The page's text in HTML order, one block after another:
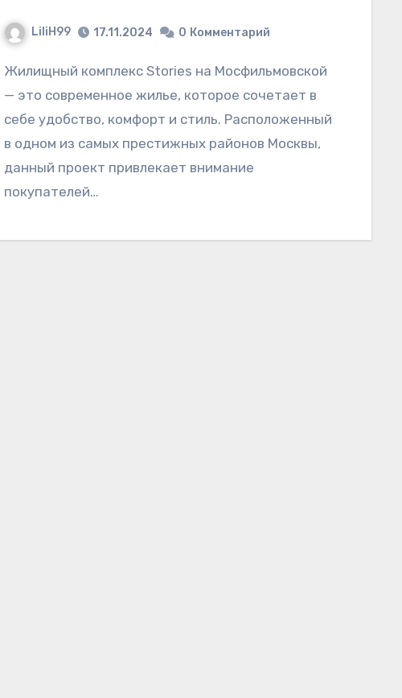
LiliH99 17.11.2024 0 Комментарий
Жилищный комплекс Stories на Мосфильмовской
— это современное жилье, которое сочетает в
себе удобство, комфорт и стиль. Расположенный
в одном из самых престижных районов Москвы,
данный проект привлекает внимание
покупателей…